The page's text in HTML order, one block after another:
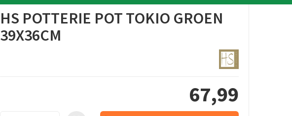
HS POTTERIE POT TOKIO GROEN
39X36CM
67,99